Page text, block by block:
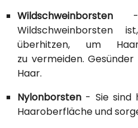
Wildschweinborsten -
überhitzen, um
zu vermeiden.
Haar.
Nylonborsten - Sie sind
Haaroberfläche und